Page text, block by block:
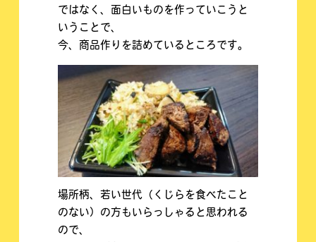
ではなく、面白いものを作っていこうと
いうことで、
今、商品作りを詰めているところです。
場所柄、若い世代（くじらを食べたこと
のない）の方もいらっしゃると思われる
ので、